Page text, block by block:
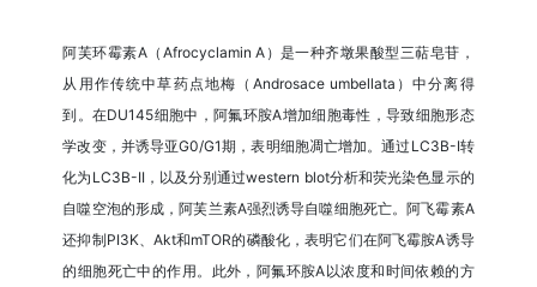
阿芙环霉素A（Afrocyclamin A）是一种齐墩果酸型三萜皂苷，
从用作传统中草药点地梅（Androsace umbellata）中分离得
到。在DU145细胞中，阿氟环胺A增加细胞毒性，导致细胞形态
学改变，并诱导亚G0/G1期，表明细胞凋亡增加。通过LC3B-I转
化为LC3B-II，以及分别通过western blot分析和荧光染色显示的
自噬空泡的形成，阿芙兰素A强烈诱导自噬细胞死亡。阿飞霉素A
还抑制PI3K、Akt和mTOR的磷酸化，表明它们在阿飞霉胺A诱导
的细胞死亡中的作用。此外，阿氟环胺A以浓度和时间依赖的方